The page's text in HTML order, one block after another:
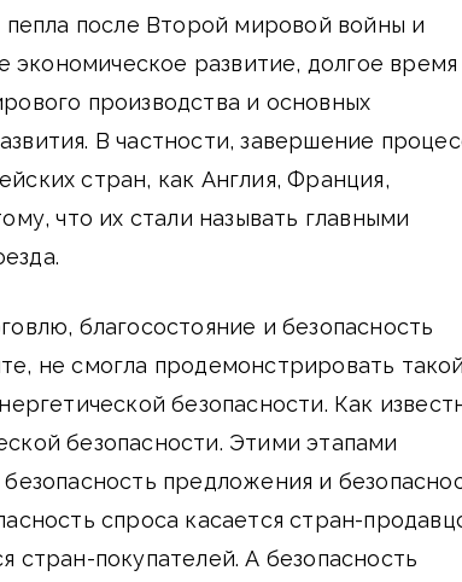
пепла после Второй мировой войны и
развитие, долгое время
производства и основных
В частности, завершение
стран, как Англия, Франция,
что их стали называть главными
благосостояние и безопасность
не смогла продемонстрировать такой
безопасности. Как
безопасности. Этими этапами
предложения и
спроса касается стран-
стран-покупателей. А безопасность